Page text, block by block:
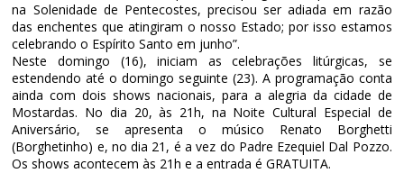
na Solenidade de Pentecostes, precisou ser adiada em razão
das enchentes que atingiram o nosso Estado; por isso estamos
celebrando o Espírito Santo em junho”.
Neste domingo (16), iniciam as celebrações litúrgicas, se
estendendo até o domingo seguinte (23). A programação conta
ainda com dois shows nacionais, para a alegria da cidade de
Mostardas. No dia 20, às 21h, na Noite Cultural Especial de
Aniversário, se apresenta o músico Renato Borghetti
(Borghetinho) e, no dia 21, é a vez do Padre Ezequiel Dal Pozzo.
Os shows acontecem às 21h e a entrada é GRATUITA.